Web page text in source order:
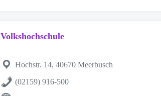
Volkshochschule
Hochstr. 14, 40670 Meerbusch
(02159) 916-500